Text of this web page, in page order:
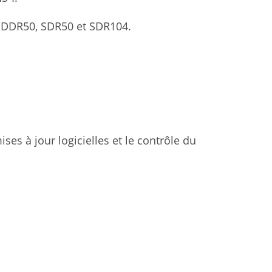
SDR50 et SDR104.
à jour logicielles et le contrôle du